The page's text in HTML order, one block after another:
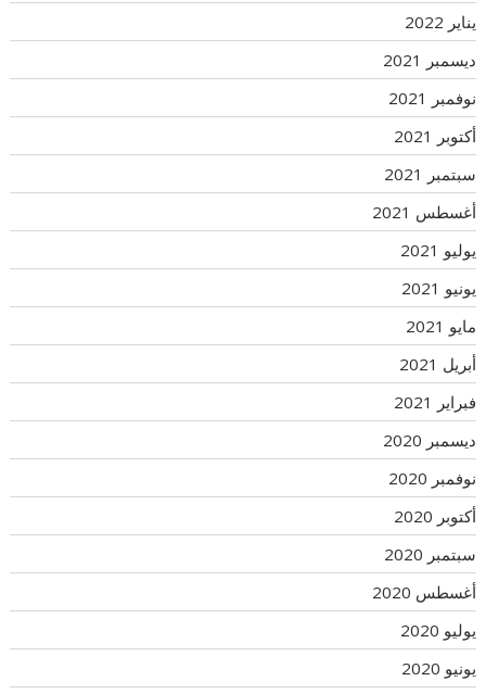
يناير 2022
ديسمبر 2021
نوفمبر 2021
أكتوبر 2021
سبتمبر 2021
أغسطس 2021
يوليو 2021
يونيو 2021
مايو 2021
أبريل 2021
فبراير 2021
ديسمبر 2020
نوفمبر 2020
أكتوبر 2020
سبتمبر 2020
أغسطس 2020
يوليو 2020
يونيو 2020